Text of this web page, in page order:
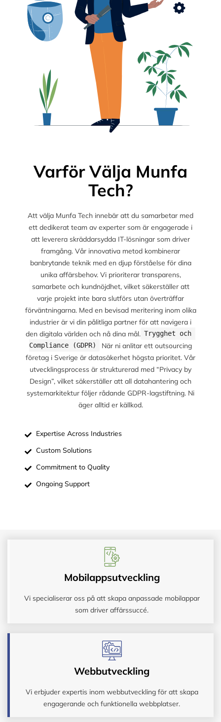
Varför Välja Munfa
Tech?
Att välja Munfa Tech innebär att du samarbetar med
ett dedikerat team av experter som är engagerade i
att leverera skräddarsydda IT-lösningar som driver
framgång. Vår innovativa metod kombinerar
banbrytande teknik med en djup förståelse för dina
unika affärsbehov. Vi prioriterar transparens,
samarbete och kundnöjdhet, vilket säkerställer att
varje projekt inte bara slutförs utan överträffar
förväntningarna. Med en bevisad meritering inom olika
industrier är vi din pålitliga partner för att navigera i
den digitala världen och nå dina mål. Trygghet och
Compliance (GDPR)
När ni anlitar ett outsourcing
företag i Sverige är datasäkerhet högsta prioritet. Vår
utvecklingsprocess är strukturerad med “Privacy by
Design”, vilket säkerställer att all datahantering och
systemarkitektur följer rådande GDPR-lagstiftning. Ni
äger alltid er källkod.
Expertise Across Industries
Custom Solutions
Commitment to Quality
Ongoing Support
Mobilappsutveckling
Vi specialiserar oss på att skapa anpassade mobilappar
som driver affärssuccé.
Webbutveckling
Vi erbjuder expertis inom webbutveckling för att skapa
engagerande och funktionella webbplatser.